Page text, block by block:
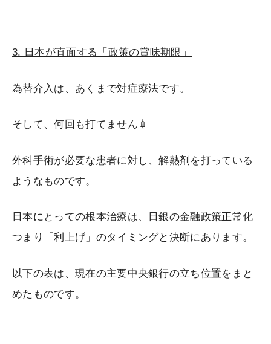
3. 日本が直面する「政策の賞味期限」
為替介入は、あくまで対症療法です。
そして、何回も打てません💉
外科手術が必要な患者に対し、解熱剤を打っている
ようなものです。
日本にとっての根本治療は、日銀の金融政策正常化
つまり「利上げ」のタイミングと決断にあります。
以下の表は、現在の主要中央銀行の立ち位置をまと
めたものです。